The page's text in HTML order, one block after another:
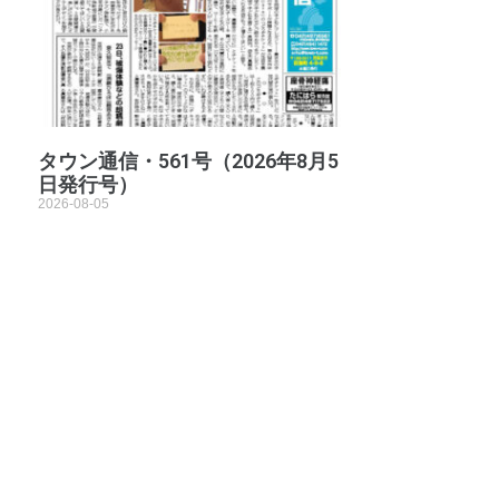
タウン通信・561号（2026年8月5
日発行号）
2026-08-05